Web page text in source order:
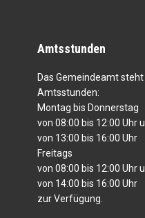
Amtsstunden
Das Gemeindeamt steht
Amtsstunden:
Montag bis Donnerstag
von 08:00 bis 12:00 Uhr
von 13:00 bis 16:00 Uhr
Freitags
von 08:00 bis 12:00 Uhr
von 14:00 bis 16:00 Uhr
zur Verfügung.